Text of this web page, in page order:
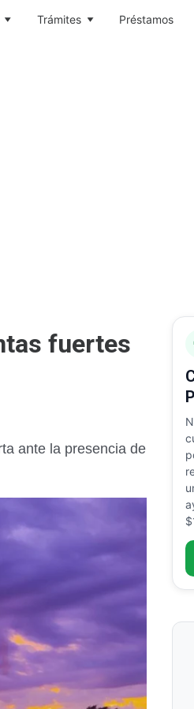
Trámites Préstamos
fuertes
ante la presencia de